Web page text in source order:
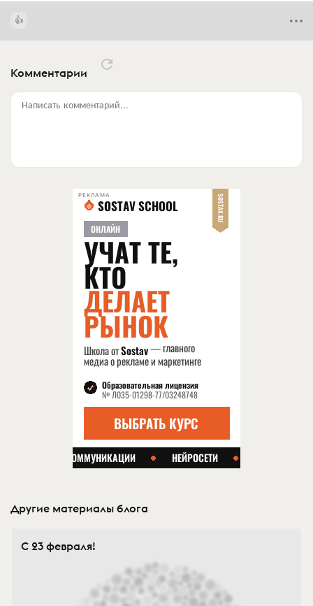
Комментарии
Написать комментарий...
РЕКЛАМА
Другие материалы блога
С 23 февраля!